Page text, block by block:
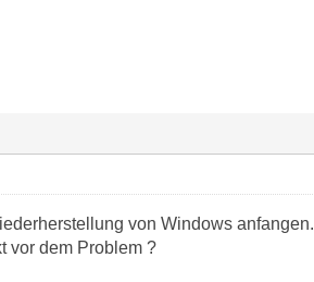
von Windows anfangen.
vor dem Problem ?